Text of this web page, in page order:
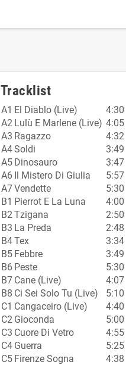
Tracklist
A1 El Diablo (Live)
4:30
A2 Lulù E Marlene (Live) 4:05
A3 Ragazzo
4:32
A4Soldi
3:49
A5 Dinosauro
3:47
A6 Il Mistero Di Giulia
5:57
A7Vendette
5:30
B1 Pierrot E La Luna
4:00
B2 Tzigana
2:50
B3 La Preda
2:48
B4Tex
3:34
B5 Febbre
3:49
B6 Peste
5:30
B7 Cane (Live)
4:07
B8 Ci Sei Solo Tu (Live)
5:10
C1 Cangaceiro (Live)
4:40
C2 Gioconda
5:00
C3 Cuore Di Vetro
4:55
C4 Guerra
5:25
C5 Firenze Sogna
4:38